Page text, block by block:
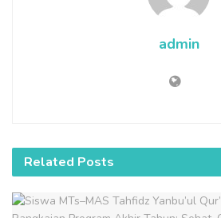
admin
Related Posts